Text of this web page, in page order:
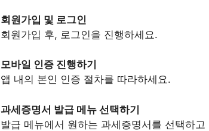
회원가입 및 로그인
회원가입 후, 로그인을 진행하세요.
모바일 인증 진행하기
앱 내의 본인 인증 절차를 따라하세요.
과세증명서 발급 메뉴 선택하기
발급 메뉴에서 원하는 과세증명서를 선택하